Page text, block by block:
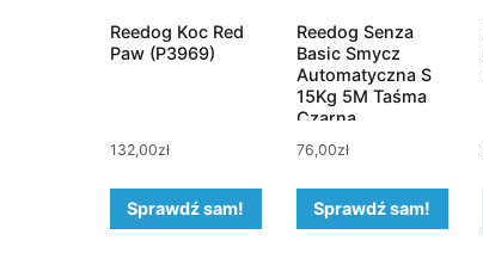
Reedog Koc Red
Paw (P3969)
132,00zł
Sprawdź sam!
Reedog Senza
Basic Smycz
Automatyczna S
15Kg 5M Taśma
Czarna
76,00zł
Sprawdź sam!